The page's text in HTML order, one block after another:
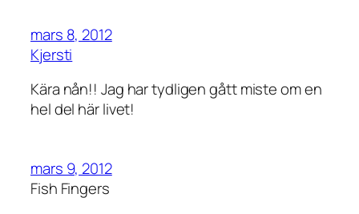
mars 8, 2012
Kjersti
Kära nån!! Jag har tydligen gått miste om en
hel del här livet!
mars 9, 2012
Fish Fingers